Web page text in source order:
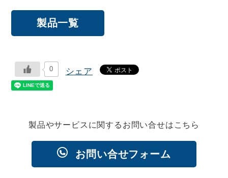
製品一覧
0 シェア
製品やサービスに関するお問い合せはこちら
お問い合せフォーム